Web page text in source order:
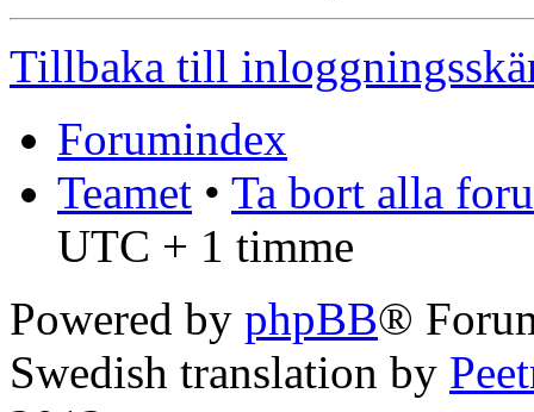
Tillbaka till
Forumindex
Teamet • Ta bort alla
UTC + 1 timme
Powered by phpBB®
Swedish translation by